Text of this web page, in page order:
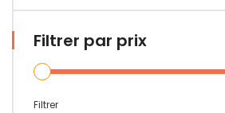
Filtrer par prix
Filtrer